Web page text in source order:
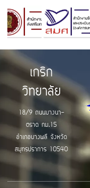
เกริก
วิทยาลัย
18/9 ถนนบางนา-
ตราด กม.15
อำเภอบางพลี จังหวัด
สมุทรปราการ 10540